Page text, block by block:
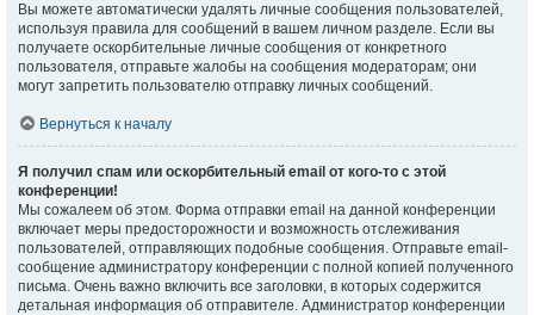
Вы можете автоматически удалять личные сообщения пользователей,
используя правила для сообщений в вашем личном разделе. Если вы
получаете оскорбительные личные сообщения от конкретного
пользователя, отправьте жалобы на сообщения модераторам; они
могут запретить пользователю отправку личных сообщений.
Вернуться к началу
Я получил спам или оскорбительный email от кого-то с этой
конференции!
Мы сожалеем об этом. Форма отправки email на данной конференции
включает меры предосторожности и возможность отслеживания
пользователей, отправляющих подобные сообщения. Отправьте email-
сообщение администратору конференции с полной копией полученного
письма. Очень важно включить все заголовки, в которых содержится
детальная информация об отправителе. Администратор конференции